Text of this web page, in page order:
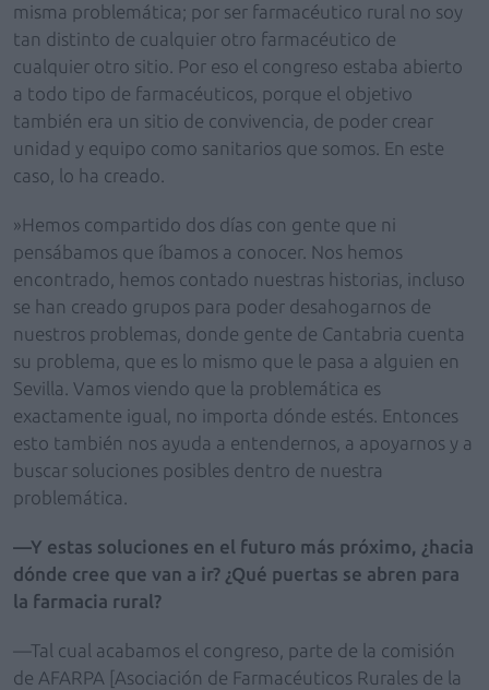
misma problemática; por ser farmacéutico rural no soy
tan distinto de cualquier otro farmacéutico de
cualquier otro sitio. Por eso el congreso estaba abierto
a todo tipo de farmacéuticos, porque el objetivo
también era un sitio de convivencia, de poder crear
unidad y equipo como sanitarios que somos. En este
caso, lo ha creado.
»Hemos compartido dos días con gente que ni
pensábamos que íbamos a conocer. Nos hemos
encontrado, hemos contado nuestras historias, incluso
se han creado grupos para poder desahogarnos de
nuestros problemas, donde gente de Cantabria cuenta
su problema, que es lo mismo que le pasa a alguien en
Sevilla. Vamos viendo que la problemática es
exactamente igual, no importa dónde estés. Entonces
esto también nos ayuda a entendernos, a apoyarnos y a
buscar soluciones posibles dentro de nuestra
problemática.
—Y estas soluciones en el futuro más próximo, ¿hacia
dónde cree que van a ir? ¿Qué puertas se abren para
la farmacia rural?
—Tal cual acabamos el congreso, parte de la comisión
de AFARPA [Asociación de Farmacéuticos Rurales de la